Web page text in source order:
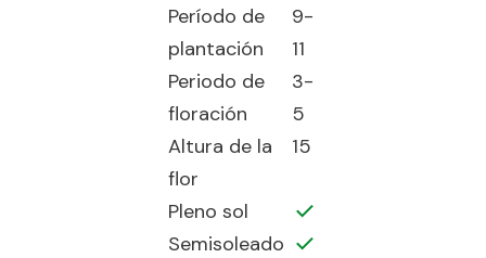
Período de
plantación
9-
11
Periodo de
floración
3-
5
Altura de la
flor
15
Pleno sol
Semisoleado